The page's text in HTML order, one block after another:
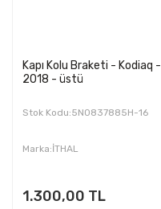
Kapı Kolu Braketi - Kodiaq -
2018 - üstü
Stok Kodu:5N0837885H-16
Marka:İTHAL
1.300,00 TL